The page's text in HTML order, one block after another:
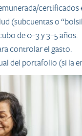
certificados
(subcuentas o
de 0–3 y 3–5 años.
controlar el gasto.
del portafolio (si la